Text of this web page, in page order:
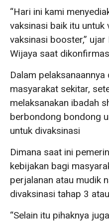
“Hari ini kami
vaksinasi baik itu untuk
vaksinasi booster,”
Wijaya saat
Dalam
masyarakat sekitar,
melaksanakan ibadah
berbondong bondong
untuk divaksinasi
Dimana saat ini
kebijakan bagi
perjalanan atau mudik
divaksinasi tahap 3
“Selain itu pihaknya